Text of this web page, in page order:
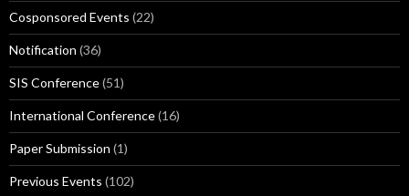
Cosponsored Events (22)
Notification (36)
SIS Conference(51)
International Conference(16)
Paper Submission (1)
Previous Events (102)